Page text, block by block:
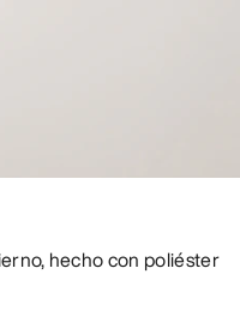
hecho con poliéster